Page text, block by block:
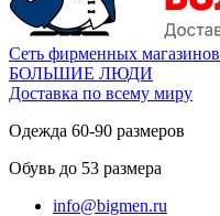
Сеть фирменных магазинов
БОЛЬШИЕ ЛЮДИ
Доставка по всему миру
Одежда 60-90 размеров
Обувь до 53 размера
info@bigmen.ru